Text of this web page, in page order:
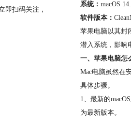
即扫码关注，
系统： macOS
软件版本：
苹果电脑以其封
潜入系统，影响
一、苹果电脑怎
Mac电脑虽然在
具体步骤。
1、最新的
为最新版本。